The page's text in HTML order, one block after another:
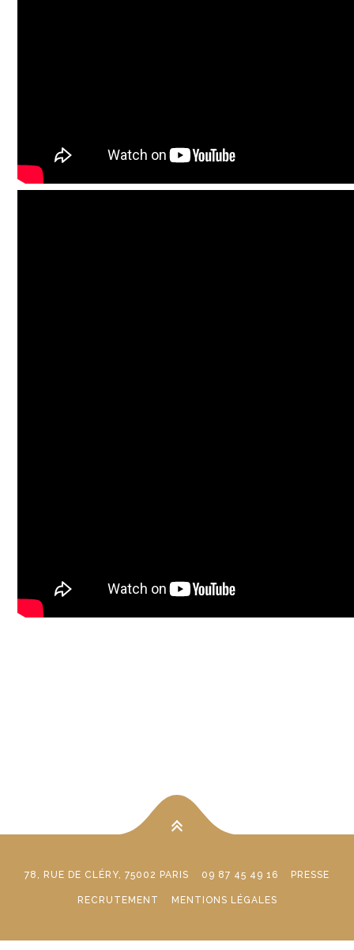
78, RUE DE CLÉRY, 75002 PARIS 09 87 45 49 16 PRESSE
RECRUTEMENT MENTIONS LÉGALES